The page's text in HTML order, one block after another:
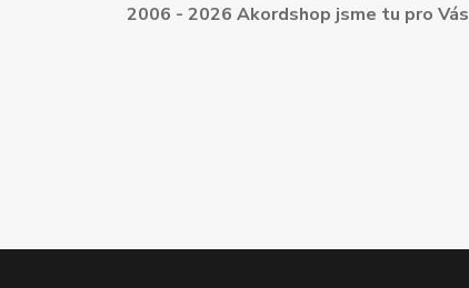
2006 - 2026 Akordshop jsme tu pro